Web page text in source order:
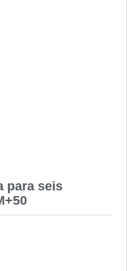
para seis